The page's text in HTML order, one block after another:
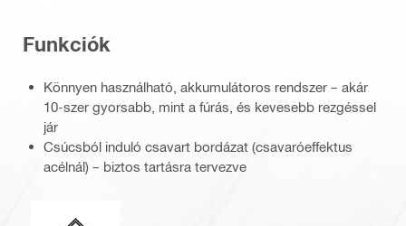
Funkciók
Könnyen használható, akkumulátoros rendszer – akár
10-szer gyorsabb, mint a fúrás, és kevesebb rezgéssel
jár
Csúcsból induló csavart bordázat (csavaróeffektus
acélnál) – biztos tartásra tervezve
Száraz beltér